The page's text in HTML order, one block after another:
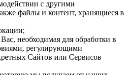
с другими
файлы и контент, хранящиеся в
необходимая для обработки в
регулирующими
Сайтов или Сервисов